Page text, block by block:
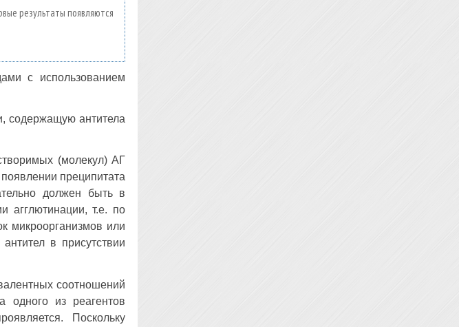
результаты появляются
с использованием
содержащую антитела
(молекул) АГ
преципитата
должен быть в
агглютинации, т.е. по
микроорганизмов или
в присутствии
соотношений
одного из реагентов
Поскольку